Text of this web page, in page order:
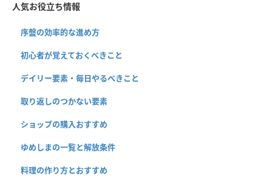
人気お役立ち情報
序盤の効率的な進め方
初心者が覚えておくべきこと
デイリー要素・毎日やるべきこと
取り返しのつかない要素
ショップの購入おすすめ
ゆめしまの一覧と解放条件
料理の作り方とおすすめ